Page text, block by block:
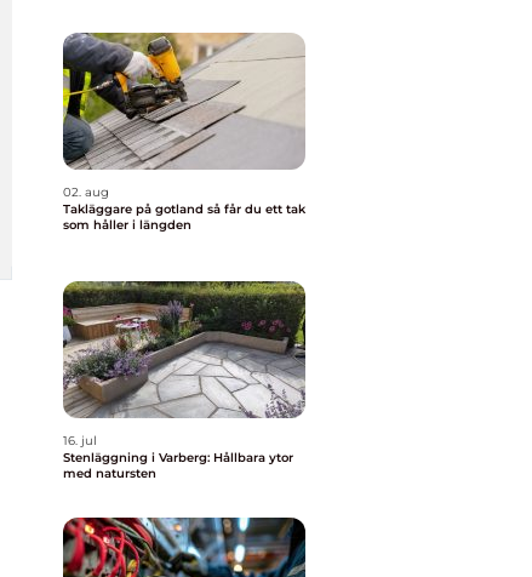
02. aug
Takläggare på gotland så får du ett tak
som håller i längden
16. jul
Stenläggning i Varberg: Hållbara ytor
med natursten